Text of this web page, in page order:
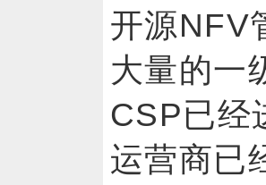
开源NFV
大量的一
CSP已经
运营商已